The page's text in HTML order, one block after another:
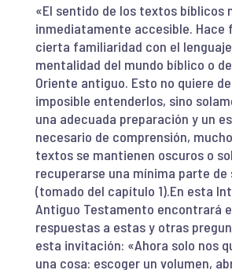
«El sentido de los textos bíblicos
inmediatamente accesible. Hace
cierta familiaridad con el
mentalidad del mundo bíblico o
Oriente antiguo. Esto no quiere
imposible entenderlos, sino
una adecuada preparación y un
necesario de comprensión,
textos se mantienen oscuros o
recuperarse una mínima parte de
(tomado del capítulo 1).En esta
Antiguo Testamento encontrará
respuestas a estas y otras
esta invitación: «Ahora solo nos
una cosa: escoger un volumen,